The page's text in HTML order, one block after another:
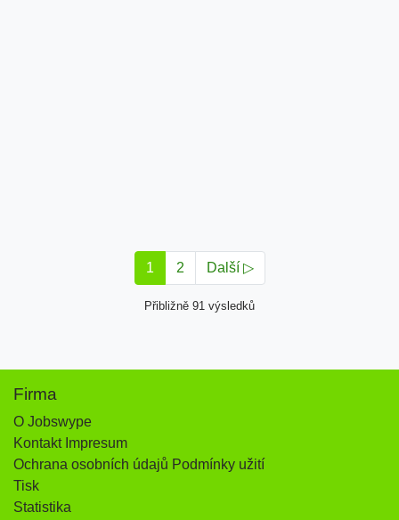
1 2 Další ▷
Přibližně 91 výsledků
Firma
O Jobswype
Kontakt Impresum
Ochrana osobních údajů Podmínky užití
Tisk
Statistika